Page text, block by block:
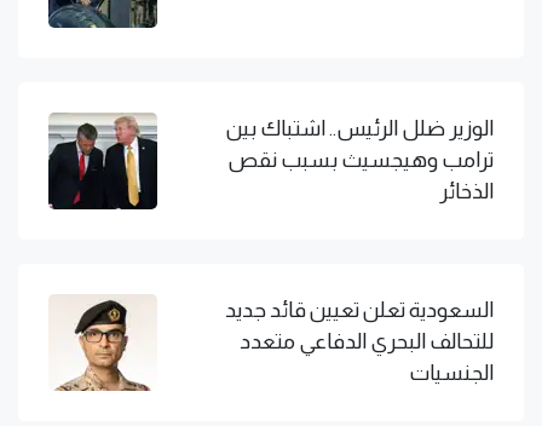
الوزير ضلل الرئيس.. اشتباك بين
ترامب وهيجسيث بسبب نقص
الذخائر
السعودية تعلن تعيين قائد جديد
للتحالف البحري الدفاعي متعدد
الجنسيات